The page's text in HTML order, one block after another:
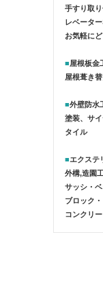
手すり取
レベータ
お気軽に
■屋根板金
屋根葺き
■外壁防水
塗装、サ
タイル
■エクステ
外構,造園
サッシ・
ブロック
コンクリ